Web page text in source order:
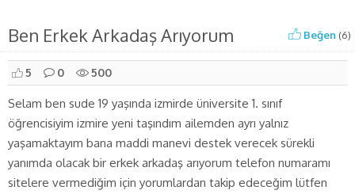
Ben Erkek Arkadaş Arıyorum Beğen (6)
5 0 500
Selam ben sude 19 yaşında izmirde üniversite 1. sınıf
öğrencisiyim izmire yeni taşındım ailemden ayrı yalnız
yaşamaktayım bana maddi manevi destek verecek sürekli
yanımda olacak bir erkek arkadaş arıyorum telefon numaramı
sitelere vermediğim için yorumlardan takip edeceğim lütfen